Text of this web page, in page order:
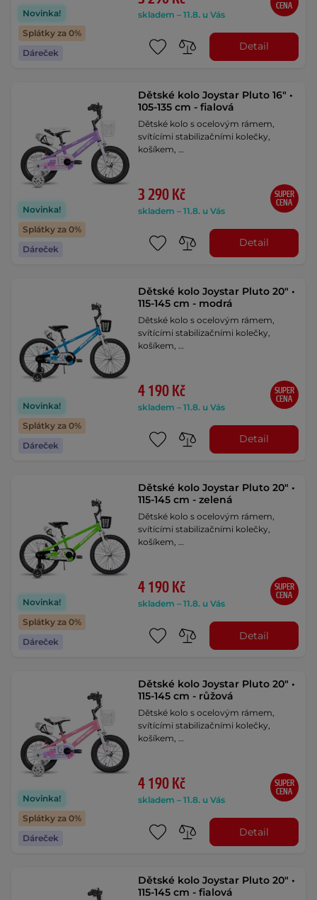
Novinka!
Splátky za 0%
Dáreček
skladem – 11.8. u Vás
CENA
Detail
Novinka!
Splátky za 0%
Dáreček
Dětské kolo Joystar Pluto 16" •
105-135 cm - fialová
Dětské kolo s ocelovým rámem,
svítícími stabilizačními kolečky,
košíkem, …
3 290 Kč
skladem – 11.8. u Vás
SUPER
CENA
Detail
Novinka!
Splátky za 0%
Dáreček
Dětské kolo Joystar Pluto 20" •
115-145 cm - modrá
Dětské kolo s ocelovým rámem,
svítícími stabilizačními kolečky,
košíkem, …
4 190 Kč
skladem – 11.8. u Vás
SUPER
CENA
Detail
Novinka!
Splátky za 0%
Dáreček
Dětské kolo Joystar Pluto 20" •
115-145 cm - zelená
Dětské kolo s ocelovým rámem,
svítícími stabilizačními kolečky,
košíkem, …
4 190 Kč
skladem – 11.8. u Vás
SUPER
CENA
Detail
Novinka!
Splátky za 0%
Dáreček
Dětské kolo Joystar Pluto 20" •
115-145 cm - růžová
Dětské kolo s ocelovým rámem,
svítícími stabilizačními kolečky,
košíkem, …
4 190 Kč
skladem – 11.8. u Vás
SUPER
CENA
Detail
Dětské kolo Joystar Pluto 20" •
115-145 cm - fialová